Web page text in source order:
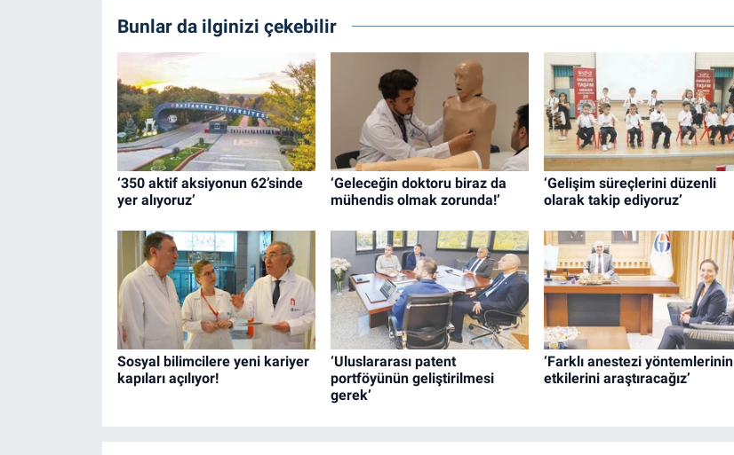
Bunlar da ilginizi çekebilir
‘350 aktif aksiyonun 62’sinde
yer alıyoruz’
‘Geleceğin doktoru biraz da
mühendis olmak zorunda!’
‘Gelişim süreçlerini düzenli
olarak takip ediyoruz’
Sosyal bilimcilere yeni kariyer
kapıları açılıyor!
‘Uluslararası patent
portföyünün geliştirilmesi
gerek’
‘Farklı anestezi yöntemlerinin
etkilerini araştıracağız’